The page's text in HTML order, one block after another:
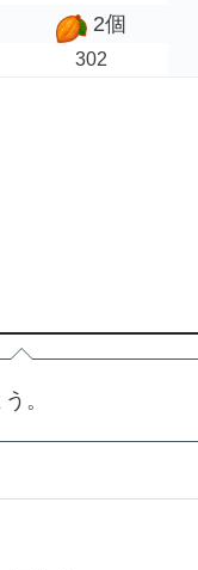
2個
302
。